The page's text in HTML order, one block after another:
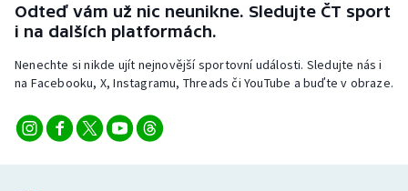
Odteď vám už nic neunikne. Sledujte ČT sport
i na dalších platformách.
Nenechte si nikde ujít nejnovější sportovní události. Sledujte nás i
na Facebooku, X, Instagramu, Threads či YouTube a buďte v obraze.